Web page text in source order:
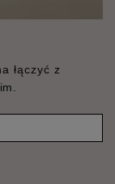
łączyć z